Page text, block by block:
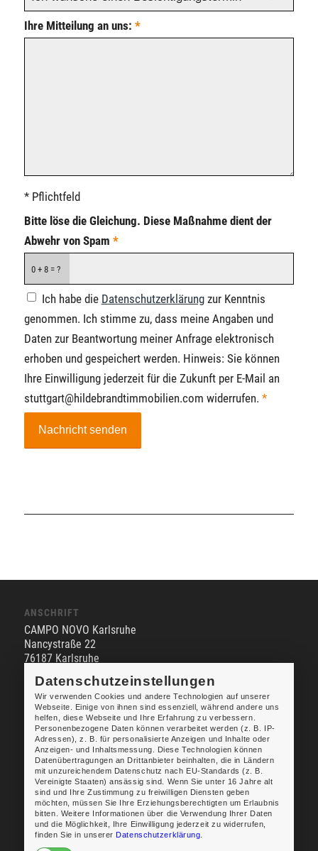
Ihre Mitteilung an uns: *
* Pflichtfeld
0 + 8 = ?
Bitte löse die Gleichung. Diese Maßnahme dient der
Abwehr von Spam *
Ich habe die Datenschutzerklärungzur Kenntnis
genommen. Ich stimme zu, dass meine Angaben und
Daten zur Beantwortung meiner Anfrage elektronisch
erhoben und gespeichert werden. Hinweis: Sie können
Ihre Einwilligung jederzeit für die Zukunft per E-Mail an
stuttgart@hildebrandtimmobilien.com widerrufen. *
ANSCHRIFT
CAMPO NOVO Karlsruhe
Nancystraße 22
76187 Karlsruhe
KONTAKT
Vermietungsbüro Karlsruhe
Telefon:+49 30 . 75 67 81 66
E-Mail
CAMPO NOVO ist eine Marke der
Hildebrandt Immobilien GmbH,
Bildäckerstraße 15, 70619 Stuttgart
Datenschutzeinstellungen
Wir verwenden Cookies und andere Technologien auf unserer
Webseite. Einige von ihnen sind essenziell, während andere uns
helfen, diese Webseite und Ihre Erfahrung zu verbessern.
Personenbezogene Daten können verarbeitet werden (z. B. IP-
Adressen), z. B. für personalisierte Anzeigen und Inhalte oder
Anzeigen- und Inhaltsmessung. Diese Technologien können
Datenübertragungen an Drittanbieter beinhalten, die in Ländern
mit unzureichendem Datenschutz nach EU-Standards (z. B.
Vereinigte Staaten) ansässig sind. Wenn Sie unter 16 Jahre alt
sind und Ihre Zustimmung zu freiwilligen Diensten geben
möchten, müssen Sie Ihre Erziehungsberechtigten um Erlaubnis
bitten. Weitere Informationen über die Verwendung Ihrer Daten
und die Möglichkeit, Ihre Einwilligung jederzeit zu widerrufen,
finden Sie in unsererDatenschutzerklärung